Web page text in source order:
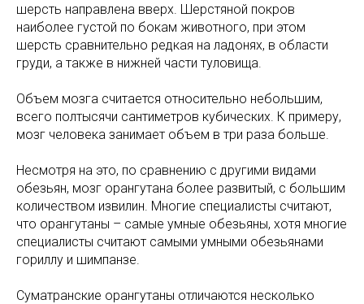
шерсть направлена вверх. Шерстяной покров
наиболее густой по бокам животного, при этом
шерсть сравнительно редкая на ладонях, в области
груди, а также в нижней части туловища.
Объем мозга считается относительно небольшим,
всего полтысячи сантиметров кубических. К примеру,
мозг человека занимает объем в три раза больше.
Несмотря на это, по сравнению с другими видами
обезьян, мозг орангутана более развитый, с большим
количеством извилин. Многие специалисты считают,
что орангутаны – самые умные обезьяны, хотя многие
специалисты считают самыми умными обезьянами
гориллу и шимпанзе.
Суматранские орангутаны отличаются несколько